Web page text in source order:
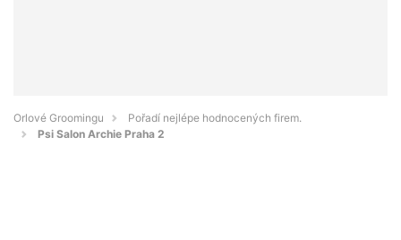
Orlové Groomingu
Pořadí nejlépe hodnocených firem.
Psi Salon Archie Praha 2